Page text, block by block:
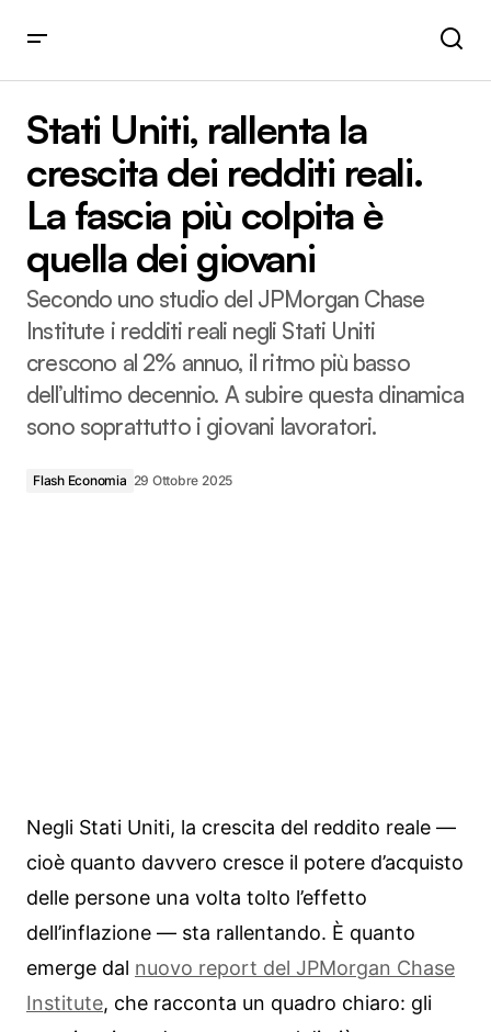
colpita è quella dei giovani
Stati Uniti, rallenta la
crescita dei redditi reali.
La fascia più colpita è
quella dei giovani
Secondo uno studio del JPMorgan Chase
Institute i redditi reali negli Stati Uniti
crescono al 2% annuo, il ritmo più basso
dell’ultimo decennio. A subire questa dinamica
sono soprattutto i giovani lavoratori.
Flash Economia 29 Ottobre 2025
Negli Stati Uniti, la crescita del reddito reale —
cioè quanto davvero cresce il potere d’acquisto
delle persone una volta tolto l’effetto
dell’inflazione — sta rallentando. È quanto
emerge dal nuovo report del JPMorgan Chase
Institute, che racconta un quadro chiaro: gli